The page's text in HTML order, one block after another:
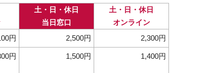
土・日・休日
当日窓口
土・日・休日
オンライン
円 2,500円 2,300円
円 1,500円 1,400円